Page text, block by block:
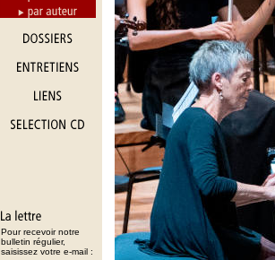
Pour recevoir notre
bulletin régulier,
saisissez votre e-mail :